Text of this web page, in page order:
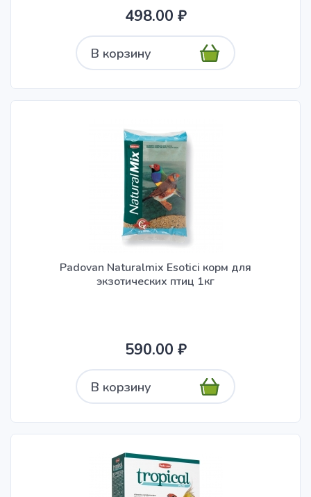
498.00 ₽
В корзину
Padovan Naturalmix Esotici корм для
экзотических птиц 1кг
590.00 ₽
В корзину